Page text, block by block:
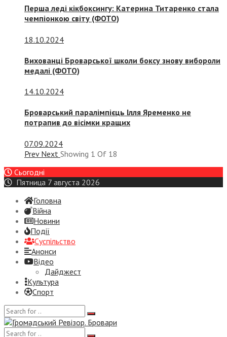
Перша леді кікбоксингу: Катерина Титаренко стала
чемпіонкою світу (ФОТО)
18.10.2024
Вихованці Броварської школи боксу знову вибороли
медалі (ФОТО)
14.10.2024
Броварський паралімпієць Ілля Яременко не
потрапив до вісімки кращих
07.09.2024
Prev Next Showing 1 Of 18
Сьогодні
Пятница 7 августа 2026
Головна
Війна
Новини
Події
Суспiльство
Анонси
Відео
Дайджест
Культура
Спорт